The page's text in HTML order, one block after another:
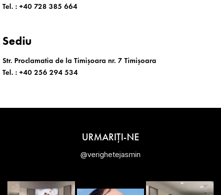
Tel. : +40 728 385 664
Sediu
Str. Proclamatia de la Timișoara nr. 7 Timișoara
Tel. : +40 256 294 534
URMARIȚI-NE
@verighetejasmin